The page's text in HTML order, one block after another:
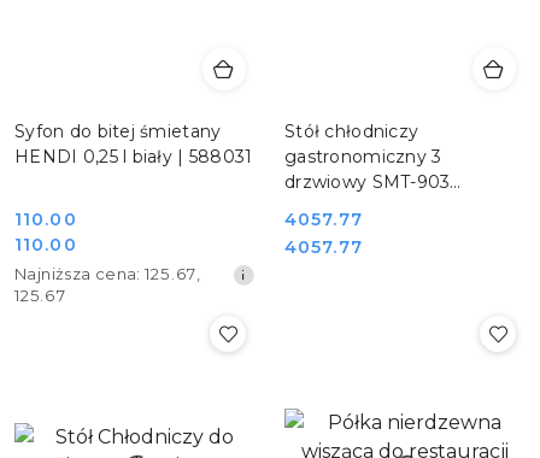
Syfon do bitej śmietany
HENDI 0,25 l biały | 588031
Cena
110.00
Cena
promocyjna:
110.00
Najniższa
cena
Najniższa cena: 125.67,
125.67
Stół chłodniczy
gastronomiczny 3
drzwiowy SMT-903
Cena:
4057.77
Cena:
4057.77